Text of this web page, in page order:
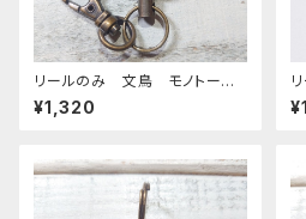
リールのみ 文鳥 モノトー
ン キャメル ぶんちょう ブン
チョウ
¥1,320
か